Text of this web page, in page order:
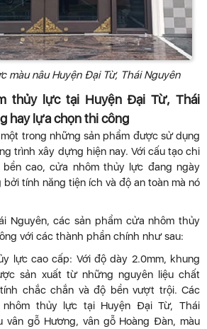
màu nâu Huyện Đại Từ, Thái Nguyên
thủy lực tại Huyện Đại Từ, Thái
hay lựa chọn thi công
trong những sản phẩm được sử dụng
trình xây dựng hiện nay. Với cấu tạo chi
cao, cửa nhôm thủy lực đang ngày
tính năng tiện ích và độ an toàn mà nó
Nguyên, các sản phẩm cửa nhôm thủy
với các thành phần chính như sau:
lực cao cấp: Với độ dày 2.0mm, khung
sản xuất từ những nguyên liệu chất
chắc chắn và độ bền vượt trội. Các
thủy lực tại Huyện Đại Từ, Thái
vân gỗ Hương, vân gỗ Hoàng Đàn, màu